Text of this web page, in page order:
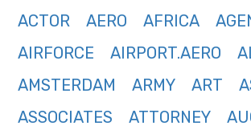
ACTOR
AERO AFRICA
AIRFORCE
AIRPORT.AERO
AMSTERDAM
ARMY ART
ASSOCIATES
ATTORNEY